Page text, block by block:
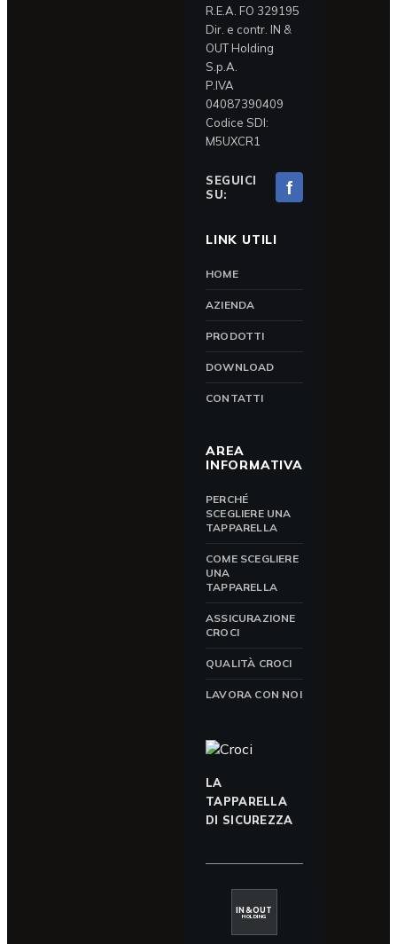
R.E.A. FO 329195
Dir. e contr. IN &
OUT Holding
S.p.A.
P.IVA
04087390409
Codice SDI:
M5UXCR1
SEGUICI
SU:
f
LINK UTILI
HOME
AZIENDA
PRODOTTI
DOWNLOAD
CONTATTI
AREA
INFORMATIVA
PERCHÉ
SCEGLIERE UNA
TAPPARELLA
COME SCEGLIERE
UNA
TAPPARELLA
ASSICURAZIONE
CROCI
QUALITÀ CROCI
LAVORA CON NOI
LA
TAPPARELLA
DI SICUREZZA
IN&OUT
HOLDING